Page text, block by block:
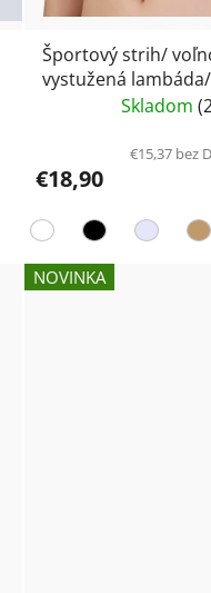
Športový strih/
vystužená
Gina Eco Bamboo
Skladom
€15,37 bez
€18,90
NOVINKA